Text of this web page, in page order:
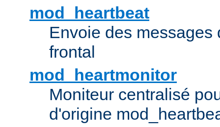
mod_heartbeat
Envoie des messages
frontal
mod_heartmonitor
Moniteur centralisé
d'origine